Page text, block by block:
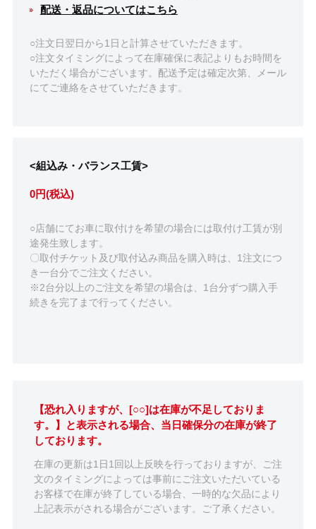
配送・返品についてはこちら
○注文日翌日から1日と計算させていただきます。
○注文タイミングによって在庫確保に表記よりもお時間を
いただく場合がございます。配送予定は確定次第、メール
にてご連絡をさせていただきます。
<組込み・バランス工賃>
0円(税込)
○店舗にてお車に取付けを希望の場合には取付け工賃が別
途発生致します。
〇取付チケット及び取付込み商品を購入時は、1注文につ
き一台分でご注文ください。
※2台分以上のご注文を希望の場合は、1台分ずつ購入手
続きを完了まで行ってください。
【恐れ入りますが、[○○]は在庫が不足しておりま
す。】と表示される場合、当日確保分の在庫が終了
しております。
在庫の更新は1日1回以上反映を行っておりますが、ご注
文のタイミングによっては事前にご注文いただいている
お客様で在庫が終了している場合、一時的な欠品により
上記表示がされる場合がございます。ご了承ください。